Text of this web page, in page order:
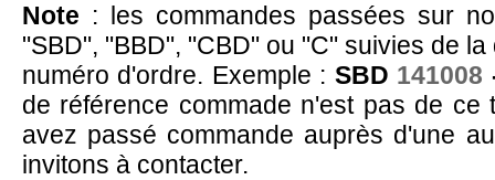
Note : les commandes passées sur
"SBD", "BBD", "CBD" ou "C" suivies de
numéro d'ordre. Exemple : SBD 141008
de référence commade n'est pas de ce
avez passé commande auprès d'une
invitons à contacter.